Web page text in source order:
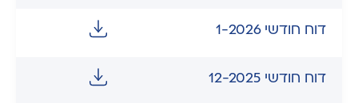
דוח חודשי 1-2026
דוח חודשי 12-2025